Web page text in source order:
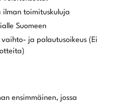
ilman toimituskuluja
Suomeen
ja palautusoikeus (Ei
ensimmäinen, jossa